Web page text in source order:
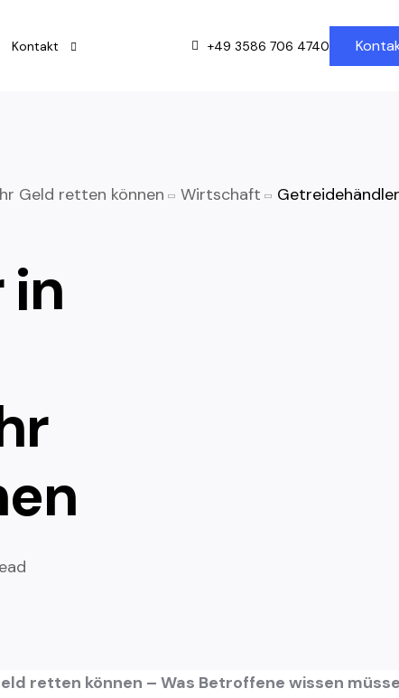
Kontakt +49 3586 706 4740
Geld retten können Wirtschaft
retten können – Was Betroffene wissen